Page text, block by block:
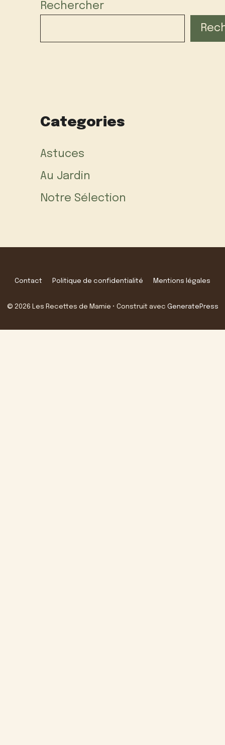
Rechercher
Categories
Astuces
Au Jardin
Notre Sélection
Contact Politique de confidentialité Mentions légales
© 2026 Les Recettes de Mamie • Construit avec GeneratePress